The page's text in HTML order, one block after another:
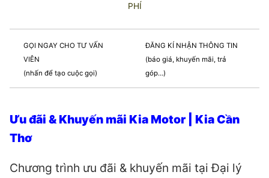
PHÍ
GỌI NGAY CHO TƯ VẤN
VIÊN
(nhấn để tạo cuộc gọi)
ĐĂNG KÍ NHẬN THÔNG TIN
(báo giá, khuyến mãi, trả
góp…)
Ưu đãi & Khuyến mãi Kia Motor | Kia Cần
Thơ
Chương trình ưu đãi & khuyến mãi tại Đại lý